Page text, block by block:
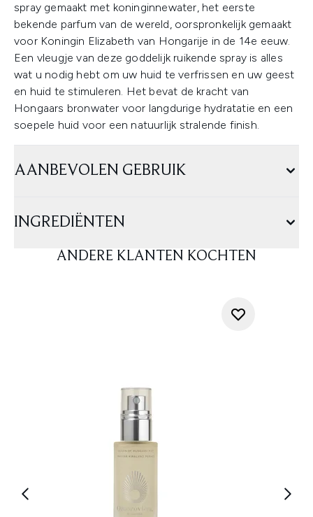
spray gemaakt met koninginnewater, het eerste
bekende parfum van de wereld, oorspronkelijk gemaakt
voor Koningin Elizabeth van Hongarije in de 14e eeuw.
Een vleugje van deze goddelijk ruikende spray is alles
wat u nodig hebt om uw huid te verfrissen en uw geest
en huid te stimuleren. Het bevat de kracht van
Hongaars bronwater voor langdurige hydratatie en een
soepele huid voor een natuurlijk stralende finish.
AANBEVOLEN GEBRUIK
INGREDIËNTEN
ANDERE KLANTEN KOCHTEN